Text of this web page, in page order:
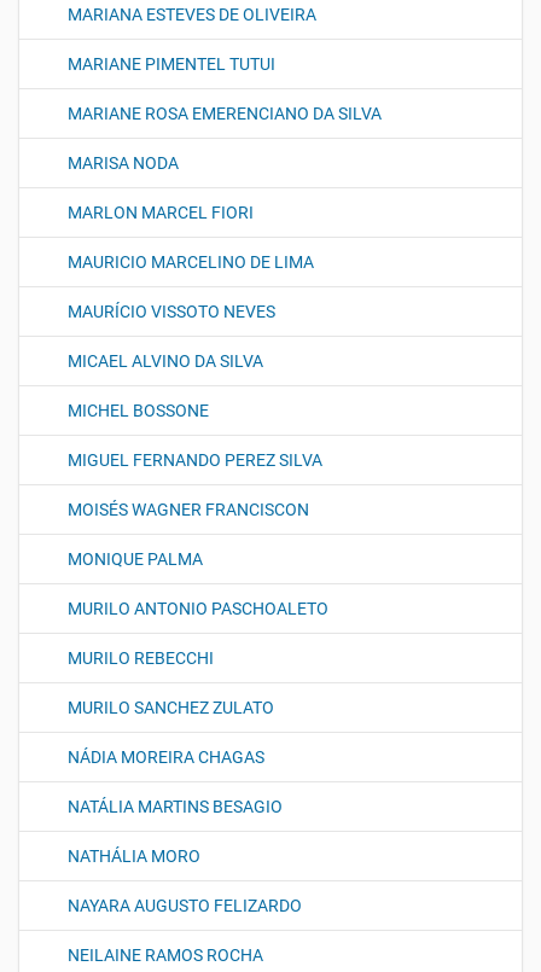
MARIANA ESTEVES DE OLIVEIRA
MARIANE PIMENTEL TUTUI
MARIANE ROSA EMERENCIANO DA SILVA
MARISA NODA
MARLON MARCEL FIORI
MAURICIO MARCELINO DE LIMA
MAURÍCIO VISSOTO NEVES
MICAEL ALVINO DA SILVA
MICHEL BOSSONE
MIGUEL FERNANDO PEREZ SILVA
MOISÉS WAGNER FRANCISCON
MONIQUE PALMA
MURILO ANTONIO PASCHOALETO
MURILO REBECCHI
MURILO SANCHEZ ZULATO
NÁDIA MOREIRA CHAGAS
NATÁLIA MARTINS BESAGIO
NATHÁLIA MORO
NAYARA AUGUSTO FELIZARDO
NEILAINE RAMOS ROCHA